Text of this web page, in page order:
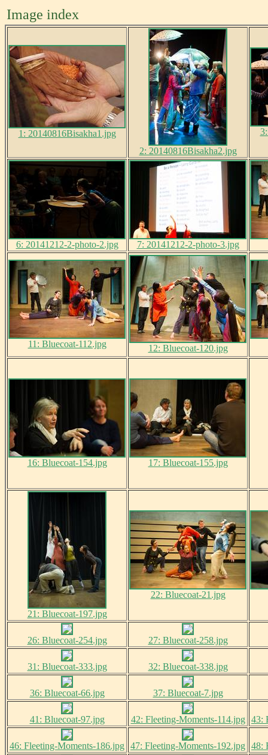
Image index
1: 20140816Bisakha1.jpg
2: 20140816Bisakha2.jpg
6: 20141212-2-photo-2.jpg 7: 20141212-2-photo-3.jpg
11: Bluecoat-112.jpg 12: Bluecoat-120.jpg
16: Bluecoat-154.jpg 17: Bluecoat-155.jpg
21: Bluecoat-197.jpg
22: Bluecoat-21.jpg
26: Bluecoat-254.jpg 27: Bluecoat-258.jpg
31: Bluecoat-333.jpg 32: Bluecoat-338.jpg
36: Bluecoat-66.jpg 37: Bluecoat-7.jpg
41: Bluecoat-97.jpg 42: Fleeting-Moments-114.jpg 43:
46: Fleeting-Moments-186.jpg 47: Fleeting-Moments-192.jpg 48: